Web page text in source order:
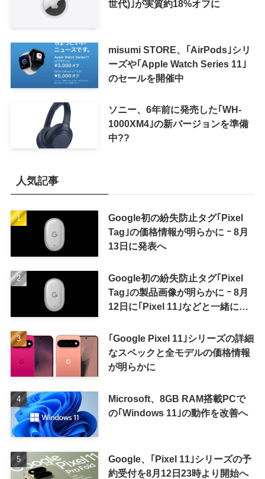
世代)｣が実質約18%オフに
misumi STORE、｢AirPods｣シリ
ーズや｢Apple Watch Series 11｣
のセールを開催中
ソニー、6年前に発売した｢WH-
1000XM4｣の新バージョンを準備
中??
人気記事
Google初の紛失防止タグ｢Pixel
Tag｣の価格情報が明らかに ｰ 8月
13日に発表へ
Google初の紛失防止タグ｢Pixel
Tag｣の製品画像が明らかに ｰ 8月
12日に｢Pixel 11｣などと一緒に発
｢Google Pixel 11｣シリーズの詳細
なスペックと全モデルの価格情報
が明らかに
Microsoft、8GB RAM搭載PCで
の｢Windows 11｣の動作を改善へ
Google、｢Pixel 11｣シリーズの予
約受付を8月12日23時より開始へ